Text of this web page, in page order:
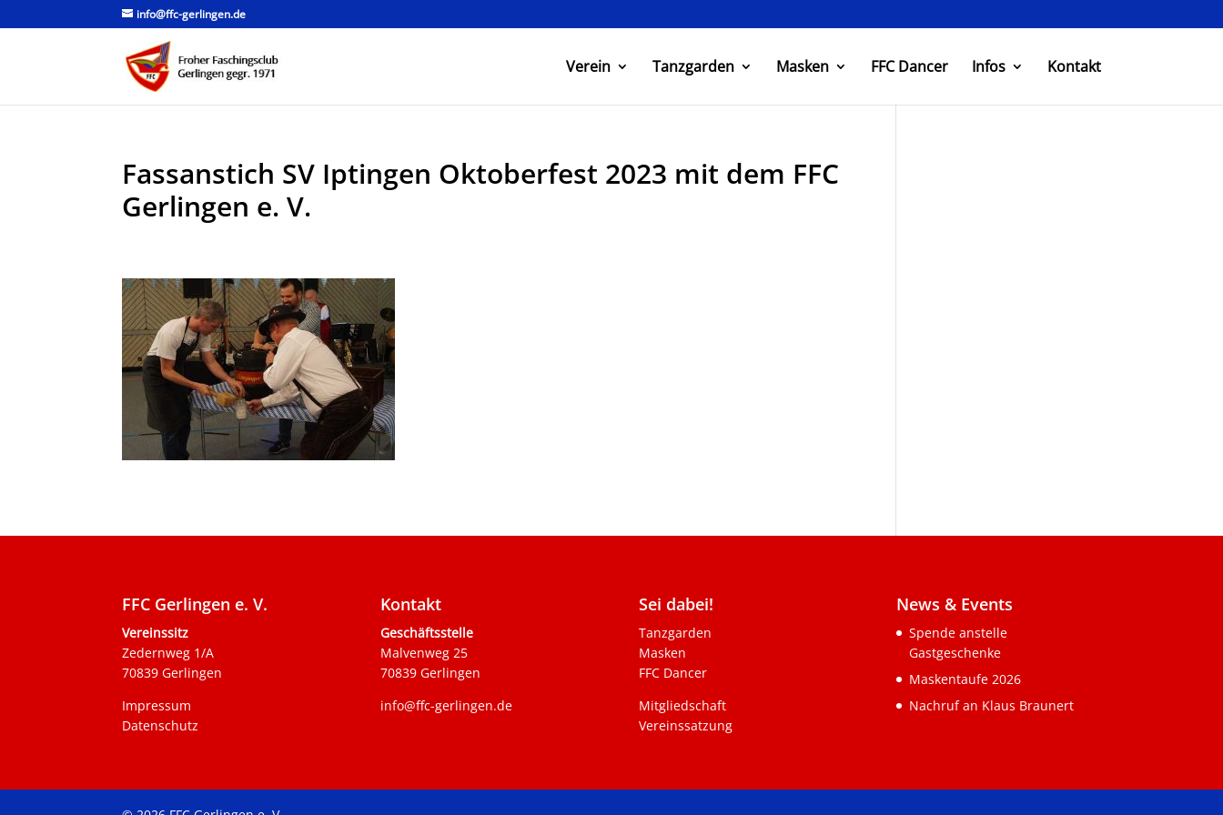
info@ffc-gerlingen.de
Verein Tanzgarden Masken FFC Dancer Infos Kontakt
Fassanstich SV Iptingen Oktoberfest 2023 mit dem FFC
Gerlingen e. V.
FFC Gerlingen e. V.
Vereinssitz
Zedernweg 1/A
70839 Gerlingen
Impressum
Datenschutz
Kontakt
Geschäftsstelle
Malvenweg 25
70839 Gerlingen
info@ffc-gerlingen.de
Sei dabei!
Tanzgarden
Masken
FFC Dancer
Mitgliedschaft
Vereinssatzung
News & Events
Spende anstelle
Gastgeschenke
Maskentaufe 2026
Nachruf an Klaus Braunert